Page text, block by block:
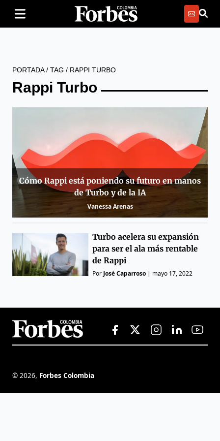
PORTADA/ TAG / RAPPI TURBO
Rappi Turbo
Cómo Rappi está poniendo su futuro en manos
de Turbo y de la IA
Vanessa Arenas
Turbo acelera su expansión
para ser el ala más rentable
de Rappi
PorJosé Caparroso mayo 17, 2022
© 2026, Forbes Colombia